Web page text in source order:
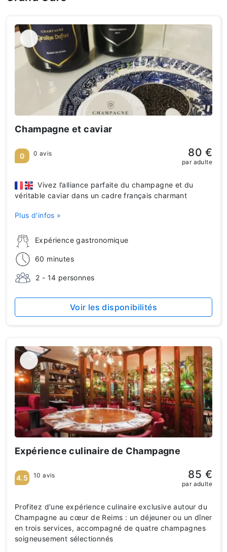
Champagne et caviar
Expérience gastronomique
60 minutes
2 - 14 personnes
Vivez l’alliance parfaite du champagne et du
véritable caviar dans un cadre français charmant
Plus d'infos »
0 0 avis 80 €
par adulte
Voir les disponibilités
Expérience culinaire de Champagne
Profitez d'une expérience culinaire exclusive autour du
Champagne au cœur de Reims : un déjeuner ou un dîner
en trois services, accompagné de quatre champagnes
soigneusement sélectionnés
4.5 10 avis 85 €
par adulte